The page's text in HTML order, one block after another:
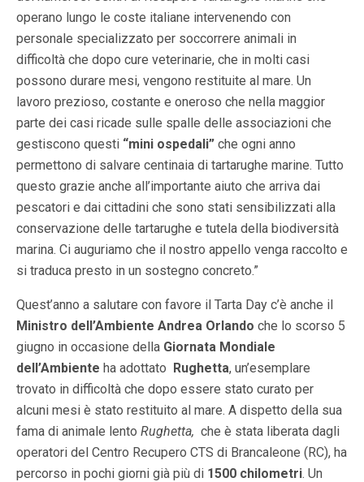
operano lungo le coste italiane intervenendo con
personale specializzato per soccorrere animali in
difficoltà che dopo cure veterinarie, che in molti casi
possono durare mesi, vengono restituite al mare. Un
lavoro prezioso, costante e oneroso che nella maggior
parte dei casi ricade sulle spalle delle associazioni che
gestiscono questi “mini ospedali” che ogni anno
permettono di salvare centinaia di tartarughe marine. Tutto
questo grazie anche all’importante aiuto che arriva dai
pescatori e dai cittadini che sono stati sensibilizzati alla
conservazione delle tartarughe e tutela della biodiversità
marina. Ci auguriamo che il nostro appello venga raccolto e
si traduca presto in un sostegno concreto.”
Quest’anno a salutare con favore il Tarta Day c’è anche il
Ministro dell’Ambiente Andrea Orlando che lo scorso 5
giugno in occasione della Giornata Mondiale
dell’Ambiente ha adottato Rughetta, un’esemplare
trovato in difficoltà che dopo essere stato curato per
alcuni mesi è stato restituito al mare. A dispetto della sua
fama di animale lento Rughetta, che è stata liberata dagli
operatori del Centro Recupero CTS di Brancaleone (RC), ha
percorso in pochi giorni già più di 1500 chilometri. Un